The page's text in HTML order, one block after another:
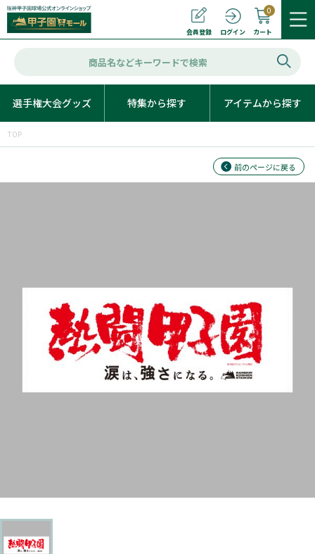
会員登録 ログイン カート
0
選手権大会グッズ 特集から探す アイテムから探す
TOP
前のページに戻る